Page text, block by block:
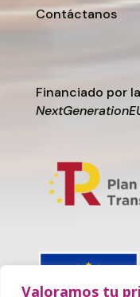
Valoramos tu
Contáctanos
Financiado por